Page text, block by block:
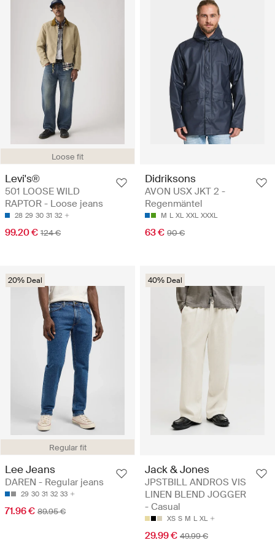
Loose fit
Levi's®
501 LOOSE WILD
RAPTOR - Loose jeans
28 29 30 31 32
99.20 € 124 €
Didriksons
AVON USX JKT 2 -
Regenmäntel
M L XL XXL XXXL
63 € 90 €
Regular fit
20% Deal
Lee Jeans
DAREN - Regular jeans
29 30 31 32 33
71.96 € 89.95 €
40% Deal
Jack & Jones
JPSTBILL ANDROS VIS
LINEN BLEND JOGGER
- Casual
XS S M L XL
29.99 € 49.99 €